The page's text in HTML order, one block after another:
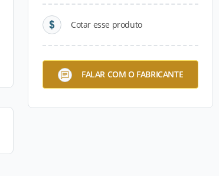
Cotar esse produto
FALAR COM O FABRICANTE